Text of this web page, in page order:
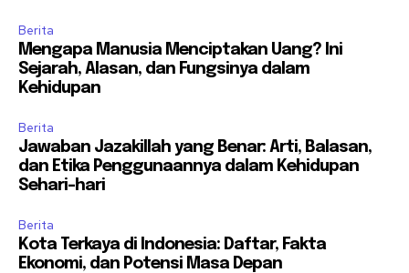
Berita
Mengapa Manusia Menciptakan Uang? Ini
Sejarah, Alasan, dan Fungsinya dalam
Kehidupan
Berita
Jawaban Jazakillah yang Benar: Arti, Balasan,
dan Etika Penggunaannya dalam Kehidupan
Sehari-hari
Berita
Kota Terkaya di Indonesia: Daftar, Fakta
Ekonomi, dan Potensi Masa Depan